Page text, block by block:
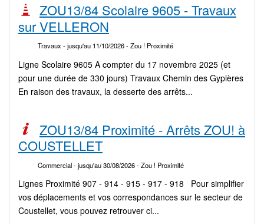
ZOU13/84 Scolaire 9605 - Travaux
sur VELLERON
Travaux - jusqu'au 11/10/2026- Zou ! Proximité
Ligne Scolaire 9605 A compter du 17 novembre 2025 (et
pour une durée de 330 jours) Travaux Chemin des Gypières
En raison des travaux, la desserte des arrêts...
ZOU13/84 Proximité - Arrêts ZOU! à
COUSTELLET
Commercial- jusqu'au 30/08/2026- Zou ! Proximité
Lignes Proximité 907 - 914 - 915 - 917 - 918 Pour simplifier
vos déplacements et vos correspondances sur le secteur de
Coustellet, vous pouvez retrouver ci...